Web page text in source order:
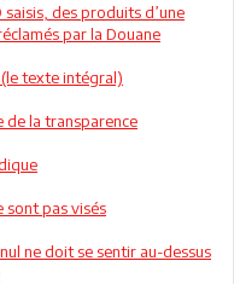
des produits d’une
par la Douane
(le texte intégral)
de la transparence
sont pas visés
ne doit se sentir au-dessus